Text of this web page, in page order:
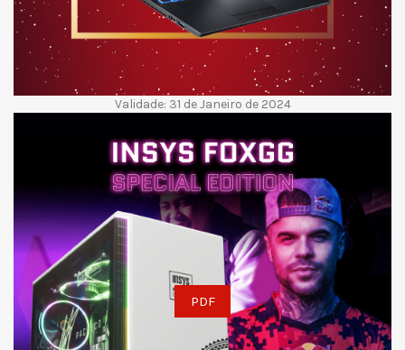
Validade: 31 de Janeiro de 2024
PDF